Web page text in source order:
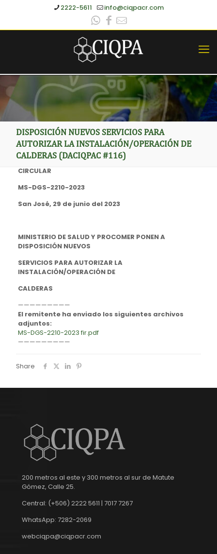
2222-5611 info@ciqpacr.com
DISPOSICIÓN NUEVOS SERVICIOS PARA
AUTORIZAR LA INSTALACIÓN/OPERACIÓN DE
CALDERAS (DACIQPAC #116)
CIRCULAR
MS-DGS-2210-2023
San José, 29 de junio del 2023
MINISTERIO DE SALUD Y PROCOMER PONEN A
DISPOSICIÓN NUEVOS
SERVICIOS PARA AUTORIZAR LA
INSTALACIÓN/OPERACIÓN DE
CALDERAS
—————————
El remitente ha enviado los siguientes archivos
adjuntos:
MS-DGS-2210-2023 fir.pdf
—————————
Share
200 metros al este y 300 metros al sur de Matute
Gómez, Calle 25.
Central: (+506) 2222 5611 | 7017 7267
WhatsApp: 7282-2069
webciqpa@ciqpacr.com